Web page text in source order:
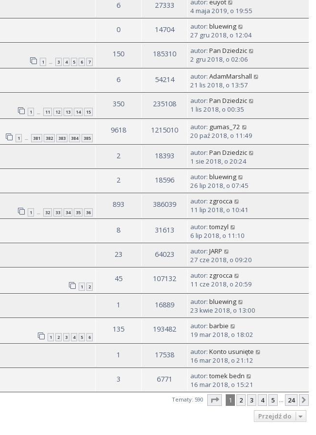
6 27333 autor: euyot
4 maja 2019, o 19:55
0 14704 autor: bluewing
27 gru 2018, o 12:04
1 … 3 4 5 6 7
150 185310 autor: Pan Dziedzic
2 gru 2018, o 02:06
6 54214 autor: AdamMarshall
21 lis 2018, o 13:57
1 … 11 12 13 14 15
350 235108 autor: Pan Dziedzic
1 lis 2018, o 00:35
1 … 381 382 383 384 385
9618 1215010 autor: gumas_72
20 paź 2018, o 11:49
2 18393 autor: Pan Dziedzic
1 sie 2018, o 20:24
2 18596 autor: bluewing
26 lip 2018, o 07:45
1 … 32 33 34 35 36
893 386039 autor: zgrocca
11 lip 2018, o 10:41
8 31613 autor: tomzyl
6 lip 2018, o 11:10
23 64023 autor: JARP
27 cze 2018, o 09:20
1 2
45 107132 autor: zgrocca
11 cze 2018, o 20:59
1 16889 autor: bluewing
23 kwie 2018, o 13:00
1 2 3 4 5 6
135 193482 autor: barbie
19 mar 2018, o 18:02
1 17538 autor: Konto usunięte
16 mar 2018, o 21:12
3 6771 autor: tomek bedn
16 mar 2018, o 15:21
Tematy: 590 Strona1 z24
1 2 3 4 5 … 24
Przejdź do